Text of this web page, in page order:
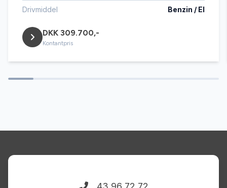
Drivmiddel Benzin / El
DKK 309.700,-
Kontantpris